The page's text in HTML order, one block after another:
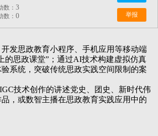
数： 3
数： 0 举报
发思政教育小程序、手机应用等移动端
的思政课堂”；通过AI技术构建虚拟仿真
系统，突破传统思政实践空间限制的案
技术创作的讲述党史、团史、新时代伟
，或数智主播在思政教育实践应用中的